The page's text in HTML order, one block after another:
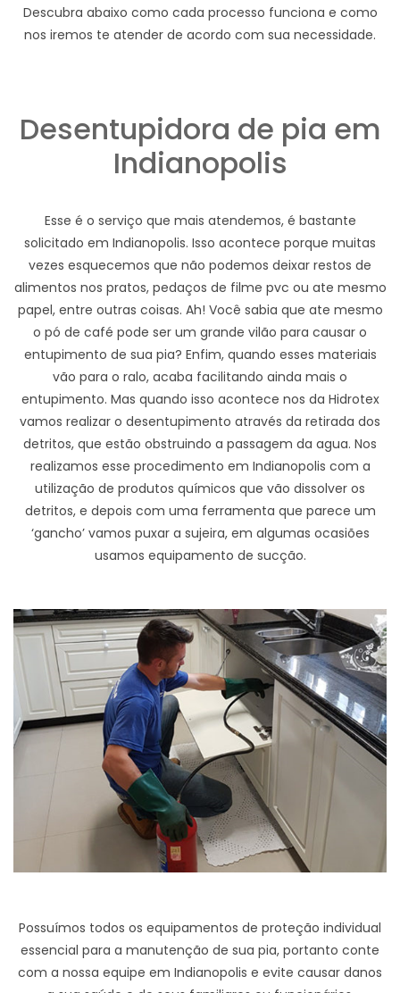
Descubra abaixo como cada processo funciona e como
nos iremos te atender de acordo com sua necessidade.
Desentupidora de pia em
Indianopolis
Esse é o serviço que mais atendemos, é bastante
solicitado em Indianopolis. Isso acontece porque muitas
vezes esquecemos que não podemos deixar restos de
alimentos nos pratos, pedaços de filme pvc ou ate mesmo
papel, entre outras coisas. Ah! Você sabia que ate mesmo
o pó de café pode ser um grande vilão para causar o
entupimento de sua pia? Enfim, quando esses materiais
vão para o ralo, acaba facilitando ainda mais o
entupimento. Mas quando isso acontece nos da Hidrotex
vamos realizar o desentupimento através da retirada dos
detritos, que estão obstruindo a passagem da agua. Nos
realizamos esse procedimento em Indianopolis com a
utilização de produtos químicos que vão dissolver os
detritos, e depois com uma ferramenta que parece um
‘gancho’ vamos puxar a sujeira, em algumas ocasiões
usamos equipamento de sucção.
Possuímos todos os equipamentos de proteção individual
essencial para a manutenção de sua pia, portanto conte
com a nossa equipe em Indianopolis e evite causar danos